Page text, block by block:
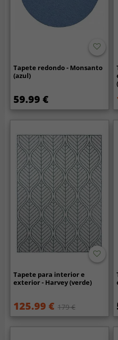
Tapete redondo - Monsanto
(azul)
59.99 €
Tapete para interior e
exterior - Harvey (verde)
125.99 € 179 €